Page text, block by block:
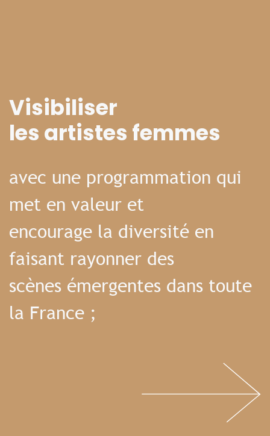
Visibiliser
les artistes femmes
avec une programmation qui
met en valeur et
encourage la diversité en
faisant rayonner des
scènes émergentes dans toute
la France ;